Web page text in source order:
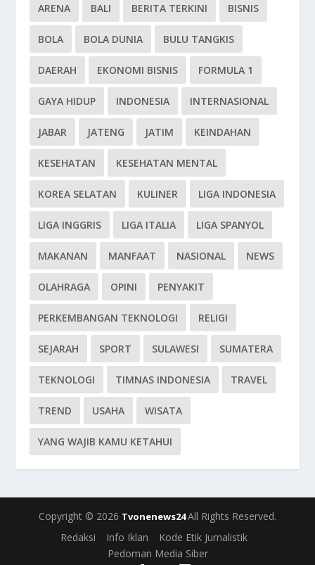
ARENA BALI BERITA TERKINI BISNIS
BOLA BOLA DUNIA BULU TANGKIS
DAERAH EKONOMI BISNIS FORMULA 1
GAYA HIDUP INDONESIA INTERNASIONAL
JABAR JATENG JATIM KEINDAHAN
KESEHATAN KESEHATAN MENTAL
KOREA SELATAN KULINER LIGA INDONESIA
LIGA INGGRIS LIGA ITALIA LIGA SPANYOL
MAKANAN MANFAAT NASIONAL NEWS
OLAHRAGA OPINI PENYAKIT
PERKEMBANGAN TEKNOLOGI RELIGI
SEJARAH SPORT SULAWESI SUMATERA
TEKNOLOGI TIMNAS INDONESIA TRAVEL
TREND USAHA WISATA
YANG WAJIB KAMU KETAHUI
Copyright © 2026 Tvonenews24All Rights Reserved.
Redaksi
Info Iklan
Kode Etik Jurnalistik
Pedoman Media Siber